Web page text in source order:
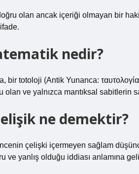
olan ancak içeriği olmayan bir
nedir?
bir totoloji (Antik Yunanca:
olan ve yalnızca mantıksal sabitlerin
ne demektir?
çelişki içermeyen sağlam
ve yanlış olduğu iddiası anlamına